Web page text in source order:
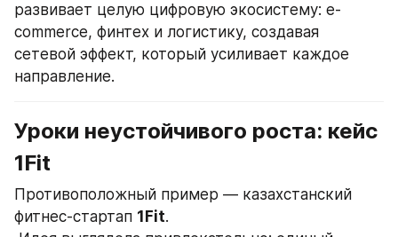
развивает целую цифровую экосистему: e-
commerce, финтех и логистику, создавая
сетевой эффект, который усиливает каждое
направление.
Уроки неустойчивого роста: кейс
1Fit
Противоположный пример — казахстанский
фитнес-стартап 1Fit.